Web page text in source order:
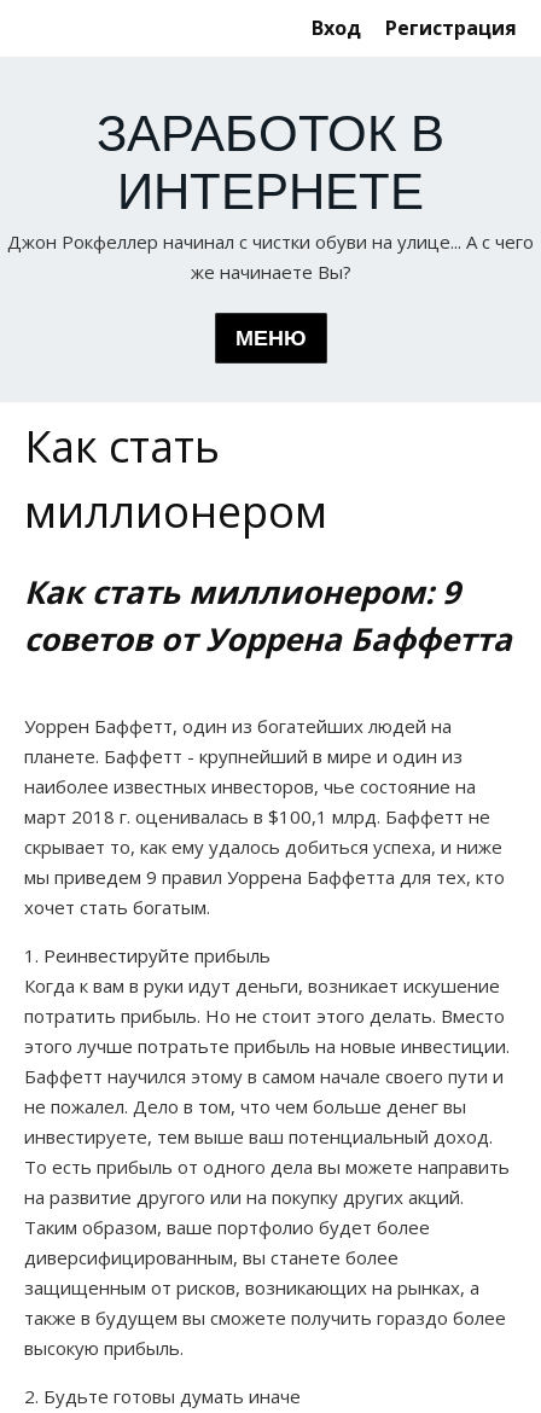
Вход Регистрация
ЗАРАБОТОК В
ИНТЕРНЕТЕ
Джон Рокфеллер начинал с чистки обуви на улице... А с чего
же начинаете Вы?
МЕНЮ
О НАС
НОВОСТИ
КОНТАКТЫ
ЧАТ
ПОЖЕРТВОВАНИЯ
Статьи по теме
Программы для заработка
Партнерки
Хайпы, инвестиции, акции
Игры под деньги и лото
Словарь терминов
Раскрутка сайта
Статьи о заработке
Инет-инфо
Немного юмора
Анекдоты для вас
Игры
Заработок от рекламы
Как стать
миллионером
Как стать миллионером: 9
советов от Уоррена Баффетта
Уоррен Баффетт, один из богатейших людей на
планете. Баффетт - крупнейший в мире и один из
наиболее известных инвесторов, чье состояние на
март 2018 г. оценивалась в $100,1 млрд. Баффетт не
скрывает то, как ему удалось добиться успеха, и ниже
мы приведем 9 правил Уоррена Баффетта для тех, кто
хочет стать богатым.
1. Реинвестируйте прибыль
Когда к вам в руки идут деньги, возникает искушение
потратить прибыль. Но не стоит этого делать. Вместо
этого лучше потратьте прибыль на новые инвестиции.
Баффетт научился этому в самом начале своего пути и
не пожалел. Дело в том, что чем больше денег вы
инвестируете, тем выше ваш потенциальный доход.
То есть прибыль от одного дела вы можете направить
на развитие другого или на покупку других акций.
Таким образом, ваше портфолио будет более
диверсифицированным, вы станете более
защищенным от рисков, возникающих на рынках, а
также в будущем вы сможете получить гораздо более
высокую прибыль.
2. Будьте готовы думать иначе